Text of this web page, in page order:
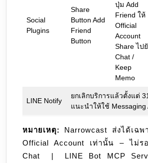
Social
Plugins
Share
Button Add
Friend
Button
ปุ่ม Add
Friend ให้
Official
Account
Share ไป
Chat /
Keep
Memo
LINE Notify
ยกเลิกบริการแล้วตั้งแต่
แนะนำให้ใช้ Messaging
หมายเหตุ:
Narrowcast ส่งได้เฉ
Official Account เท่านั้น – ไม่ร
Chat | LINE Bot MCP